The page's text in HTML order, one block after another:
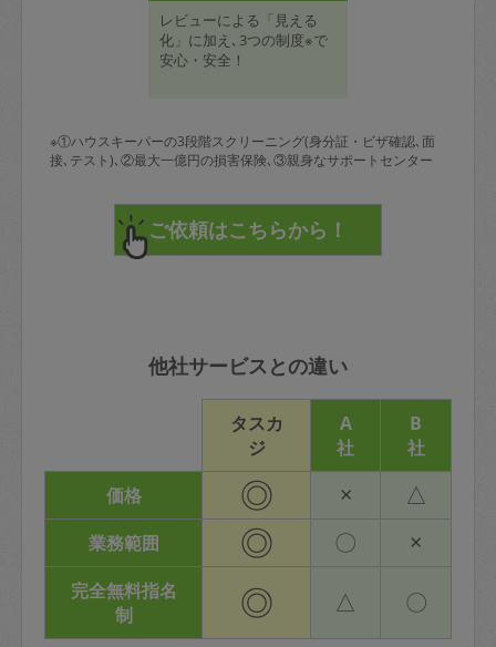
レビューによる「見える
化」に加え､3つの制度※で
安心・安全！
※①ハウスキーパーの3段階スクリーニング(身分証・ビザ確認､面
接､テスト)､②最大一億円の損害保険､③親身なサポートセンター
他社サービスとの違い
タスカ
ジ
A
社
B
社
価格
◎ × △
業務範囲 ◎ 〇 ×
完全無料指名
制
◎ △ 〇